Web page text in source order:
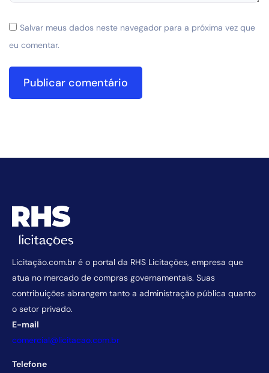
Salvar meus dados neste navegador para a próxima vez que
eu comentar.
Licitação.com.br é o portal da RHS Licitações, empresa que
atua no mercado de compras governamentais. Suas
contribuições abrangem tanto a administração pública quanto
o setor privado.
E-mail
comercial@licitacao.com.br
Telefone